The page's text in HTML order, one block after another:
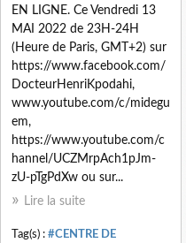
EN LIGNE. Ce Vendredi 13
MAI 2022 de 23H-24H
(Heure de Paris, GMT+2) sur
https://www.facebook.com/
DocteurHenriKpodahi,
www.youtube.com/c/midegu
em,
https://www.youtube.com/c
hannel/UCZMrpAch1pJm-
zU-pTgPdXw ou sur...
Lire la suite
Tag(s) : #CENTRE DE